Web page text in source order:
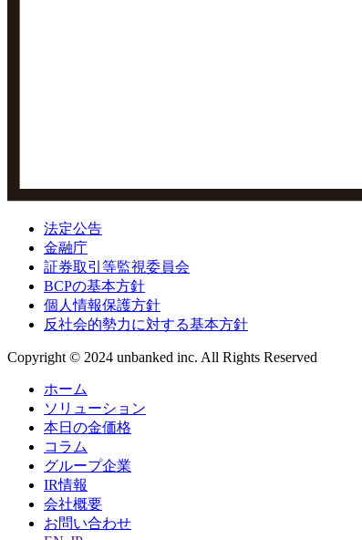
法定公告
金融庁
証券取引等監視委員会
BCPの基本方針
個人情報保護方針
反社会的勢力に対する基本方針
Copyright © 2024 unbanked inc. All Rights Reserved
ホーム
ソリューション
本日の金価格
コラム
グループ企業
IR情報
会社概要
お問い合わせ